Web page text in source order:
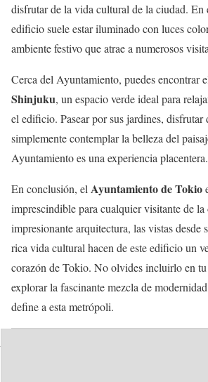
disfrutar de la vida cultural de la ciudad. En
edificio suele estar iluminado con luces
ambiente festivo que atrae a numerosos
Cerca del Ayuntamiento, puedes encontrar
Shinjuku, un espacio verde ideal para
el edificio. Pasear por sus jardines,
simplemente contemplar la belleza del
Ayuntamiento es una experiencia placentera.
En conclusión, el Ayuntamiento de Tokio
imprescindible para cualquier visitante de la
impresionante arquitectura, las vistas desde
rica vida cultural hacen de este edificio un
corazón de Tokio. No olvides incluirlo en
explorar la fascinante mezcla de
define a esta metrópoli.